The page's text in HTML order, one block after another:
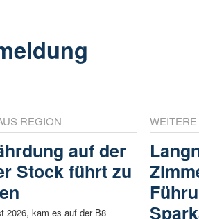
REGION
auf der
Stock führt zu
2026, kam es auf der B8